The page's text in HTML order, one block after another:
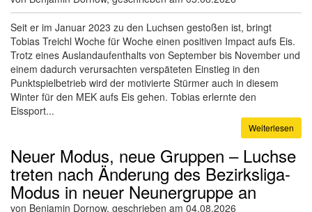
Seit er im Januar 2023 zu den Luchsen gestoßen ist, bringt
Tobias Treichl Woche für Woche einen positiven Impact aufs Eis.
Trotz eines Auslandaufenthalts von September bis November und
einem dadurch verursachten verspäteten Einstieg in den
Punktspielbetrieb wird der motivierte Stürmer auch in diesem
Winter für den MEK aufs Eis gehen. Tobias erlernte den
Eissport...
Weiterlesen
Neuer Modus, neue Gruppen – Luchse
treten nach Änderung des Bezirksliga-
Modus in neuer Neunergruppe an
von Benjamin Dornow, geschrieben am 04.08.2026